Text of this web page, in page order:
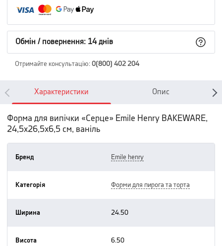
Обмін / повернення: 14 днів
Отримайте консультацію: 0(800) 402 204
Характеристики Опис
Форма для випічки «Серце» Emile Henry BAKEWARE,
24,5х26,5х6,5 см, ваніль
Бренд emile henry
Категорія форми для пирога та торта
Ширина 24.50
Висота 6.50